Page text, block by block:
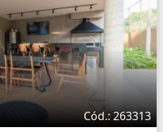
Cód.: 263313